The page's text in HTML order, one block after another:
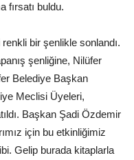
fırsatı buldu.
bir şenlikle sonlandı.
şenliğine, Nilüfer
Belediye Başkan
Meclisi Üyeleri,
Başkan Şadi Özdemir
için bu etkinliğimiz
Gelip burada kitaplarla